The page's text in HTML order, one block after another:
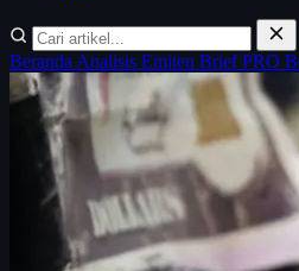
Beranda Analisis Emiten BriefPRO